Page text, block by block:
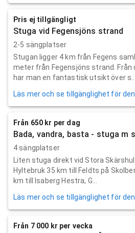
Pris ej tillgängligt
Stuga vid Fegensjöns strand
2-5 sängplatser
Stugan ligger 4 km från Fegens
meter från Fegensjöns strand. Från
har man en fantastisk utsikt över s...
Läs mer och se tillgänglighet för
Från 650 kr per dag
Bada, vandra, basta - stuga m
4 sängplatser
Liten stuga direkt vid Stora
Hyltebruk 35 km till Feldts på
km till Isaberg Hestra, G...
Läs mer och se tillgänglighet för
Från 7 000 kr per vecka